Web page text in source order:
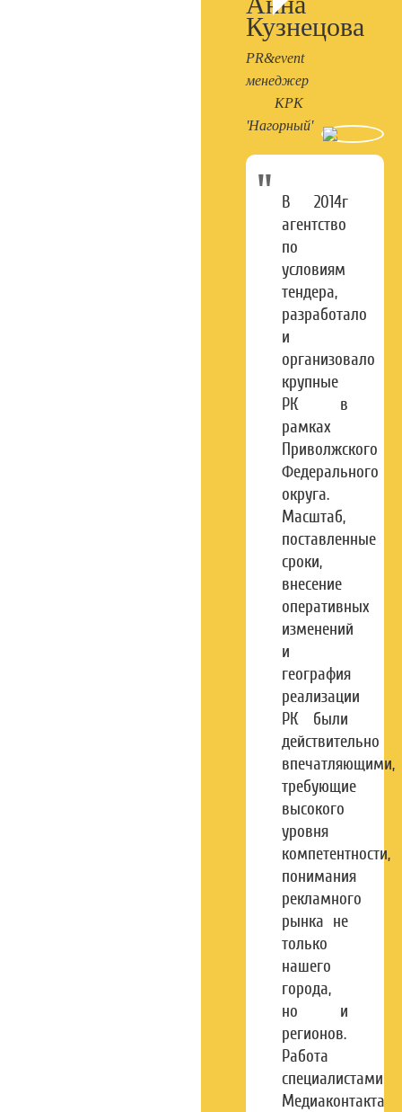
Кузнецова
PR&event
менеджер
КРК
'Нагорный'
В 2014г
агентство
по
условиям
тендера,
разработало
и
организовало
крупные
РК в
рамках
Приволжского
Федерального
округа.
Масштаб,
поставленные
сроки,
внесение
оперативных
изменений
и
география
реализации
РК были
действительно
впечатляющими,
требующие
высокого
уровня
компетентности,
понимания
рекламного
рынка не
только
нашего
города,
но и
регионов.
Работа
специалистами
Медиаконтакта